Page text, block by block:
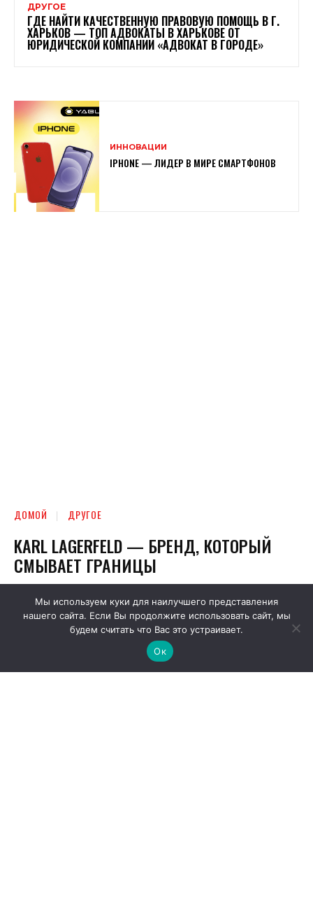
ДРУГОЕ
ГДЕ НАЙТИ КАЧЕСТВЕННУЮ ПРАВОВУЮ ПОМОЩЬ В Г.
ХАРЬКОВ — ТОП АДВОКАТЫ В ХАРЬКОВЕ ОТ
ЮРИДИЧЕСКОЙ КОМПАНИИ «АДВОКАТ В ГОРОДЕ»
ИННОВАЦИИ
IPHONE — ЛИДЕР В МИРЕ СМАРТФОНОВ
Мы используем куки для наилучшего представления
нашего сайта. Если Вы продолжите использовать сайт, мы
будем считать что Вас это устраивает.
Ок